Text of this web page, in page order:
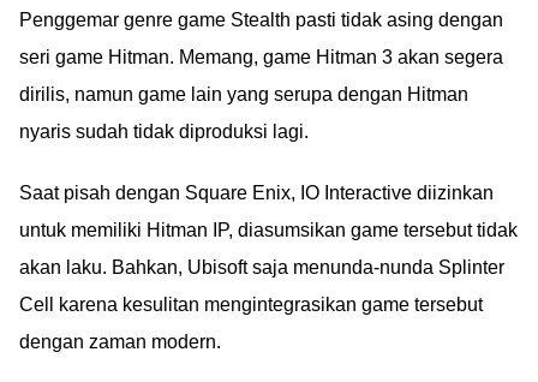
Penggemar genre game Stealth pasti tidak asing dengan
seri game Hitman. Memang, game Hitman 3 akan segera
dirilis, namun game lain yang serupa dengan Hitman
nyaris sudah tidak diproduksi lagi.
Saat pisah dengan Square Enix, IO Interactive diizinkan
untuk memiliki Hitman IP, diasumsikan game tersebut tidak
akan laku. Bahkan, Ubisoft saja menunda-nunda Splinter
Cell karena kesulitan mengintegrasikan game tersebut
dengan zaman modern.